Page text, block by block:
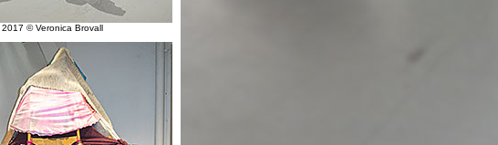
, 2017 © Veronica Brovall